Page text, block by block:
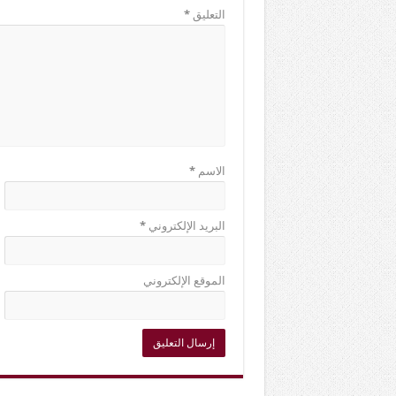
التعليق*
الاسم*
البريد الإلكتروني*
الموقع الإلكتروني